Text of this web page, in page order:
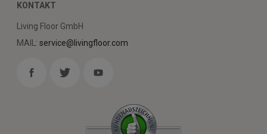
KONTAKT
Living Floor GmbH
MAIL: service@livingfloor.com